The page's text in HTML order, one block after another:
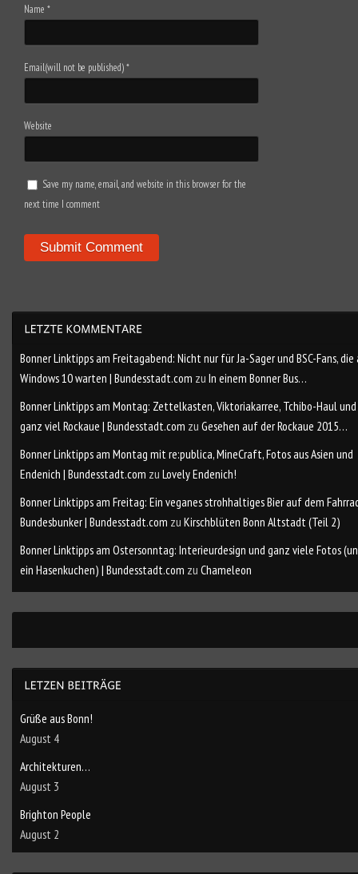
Name*
Email(will not be published)*
Website
Save my name, email, and website in this browser for the
next time I comment
Bonner Linktipps am Freitagabend: Nicht nur für Ja-Sager und BSC-Fans,
Windows 10 warten | Bundesstadt.com zu In einem Bonner Bus…
Bonner Linktipps am Montag: Zettelkasten, Viktoriakarree, Tchibo-Haul und
ganz viel Rockaue | Bundesstadt.com zu Gesehen auf der Rockaue 2015…
Bonner Linktipps am Montag mit re:publica, MineCraft, Fotos aus Asien und
Endenich | Bundesstadt.com zu Lovely Endenich!
Bonner Linktipps am Freitag: Ein veganes strohhaltiges Bier auf dem
Bundesbunker | Bundesstadt.com zu Kirschblüten Bonn Altstadt (Teil 2)
Bonner Linktipps am Ostersonntag: Interieurdesign und ganz viele Fotos
ein Hasenkuchen) | Bundesstadt.com zu Chameleon
Grüße aus Bonn!
August 4
Architekturen…
August 3
Brighton People
August 2